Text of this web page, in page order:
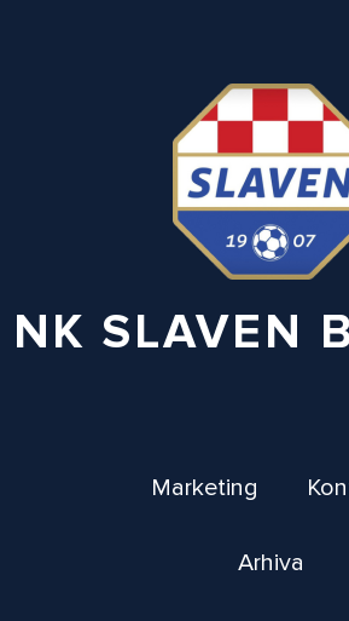
NK SLAVEN
Marketing
Arhiva